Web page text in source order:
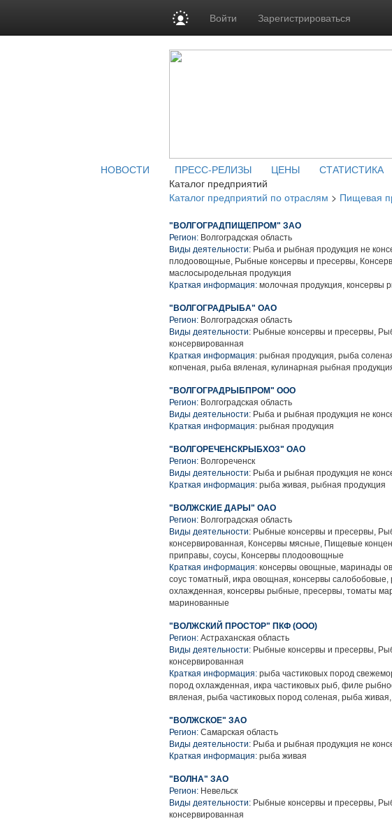
Войти Зарегистрироваться
НОВОСТИ ПРЕСС-РЕЛИЗЫ ЦЕНЫ СТАТИСТИКА
Каталог предприятий
Каталог предприятий по отраслям > Пищевая
"ВОЛГОГРАДПИЩЕПРОМ" ЗАО
Регион: Волгоградская область
Виды деятельности: Рыба и рыбная продукция не
плодоовощные, Рыбные консервы и пресервы,
маслосыродельная продукция
Краткая информация: молочная продукция, консервы
"ВОЛГОГРАДРЫБА" ОАО
Регион: Волгоградская область
Виды деятельности: Рыбные консервы и пресервы,
консервированная
Краткая информация: рыбная продукция, рыба
копченая, рыба вяленая, кулинарная рыбная
"ВОЛГОГРАДРЫБПРОМ" ООО
Регион: Волгоградская область
Виды деятельности: Рыба и рыбная продукция не
Краткая информация: рыбная продукция
"ВОЛГОРЕЧЕНСКРЫБХОЗ" ОАО
Регион: Волгореченск
Виды деятельности: Рыба и рыбная продукция не
Краткая информация: рыба живая, рыбная продукция
"ВОЛЖСКИЕ ДАРЫ" ОАО
Регион: Волгоградская область
Виды деятельности: Рыбные консервы и пресервы,
консервированная, Консервы мясные, Пищевые
приправы, соусы, Консервы плодоовощные
Краткая информация: консервы овощные, маринады
соус томатный, икра овощная, консервы
охлажденная, консервы рыбные, пресервы, томаты
маринованные
"ВОЛЖСКИЙ ПРОСТОР" ПКФ (ООО)
Регион: Астраханская область
Виды деятельности: Рыбные консервы и пресервы,
консервированная
Краткая информация: рыба частиковых пород
пород охлажденная, икра частиковых рыб, филе
вяленая, рыба частиковых пород соленая, рыба
"ВОЛЖСКОЕ" ЗАО
Регион: Самарская область
Виды деятельности: Рыба и рыбная продукция не
Краткая информация: рыба живая
"ВОЛНА" ЗАО
Регион: Невельск
Виды деятельности: Рыбные консервы и пресервы,
консервированная